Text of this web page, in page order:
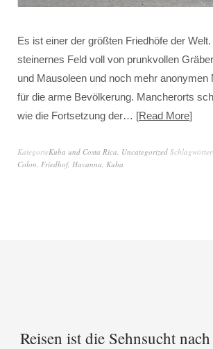
Es ist einer der größten Friedhöfe der
steinernes Feld voll von prunkvollen
und Mausoleen und noch mehr anonymen
für die arme Bevölkerung. Mancherorts
wie die Fortsetzung der…
Read More
KategorieKuba und Costa Rica Uncategorized Schlagwörter
Colon Friedhof, Havanna Kuba
Reisen ist die Sehnsucht